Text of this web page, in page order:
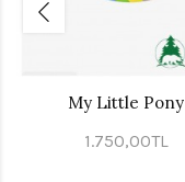
My Little Pony
1.750,00TL